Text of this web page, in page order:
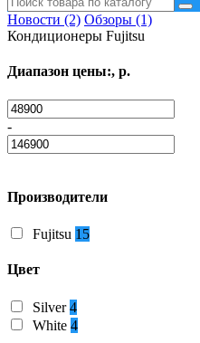
Новости (2) Обзоры (1)
Кондиционеры Fujitsu
Диапазон цены:, р.
-
Производители
Fujitsu 15
Цвет
Silver4
White 4